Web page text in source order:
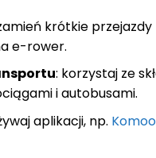
krótkie przejazdy
e-rower.
: korzystaj ze
i autobusami.
aplikacji, np.